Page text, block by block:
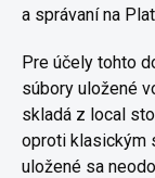
a správaní na
Pre účely tohto
súbory uložené
skladá z local
oproti klasickým
uložené sa